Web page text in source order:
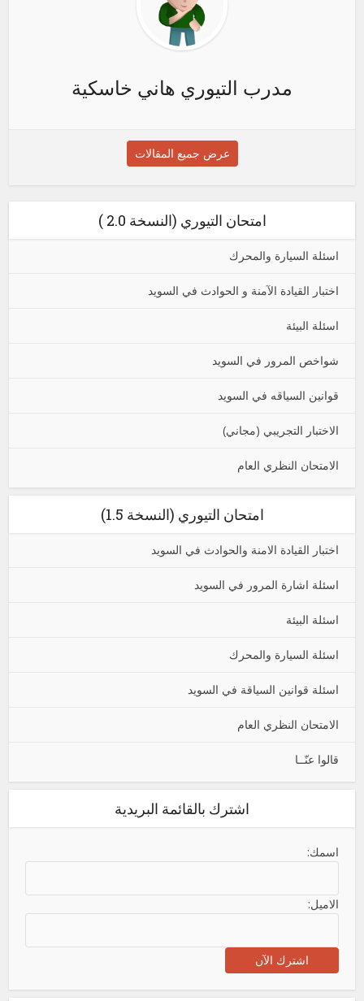
مدرب التيوري هاني خاسكية
عرض جميع المقالات
امتحان التيوري (النسخة 2.0 )
اسئلة السيارة والمحرك
اختبار القيادة الآمنة و الحوادث في السويد
اسئلة البيئة
شواخص المرور في السويد
قوانين السياقه في السويد
الاختبار التجريبي (مجاني)
الامتحان النظري العام
امتحان التيوري (النسخة 1.5)
اختبار القيادة الامنة والحوادث في السويد
اسئلة اشارة المرور في السويد
اسئلة البيئة
اسئلة السيارة والمحرك
اسئلة قوانين السياقة في السويد
الامتحان النظري العام
قالوا عنّــا
اشترك بالقائمة البريدية
اسمك:
الاميل: